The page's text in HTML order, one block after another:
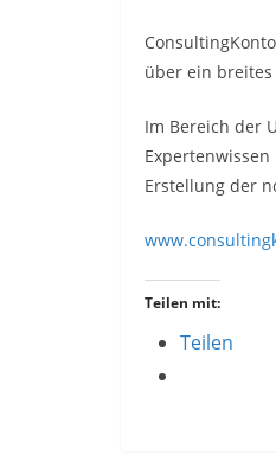
über ein breites
Im Bereich der
Erstellung der
Teilen mit:
Teilen